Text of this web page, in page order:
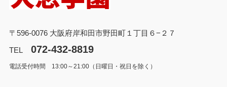
〒596-0076 大阪府岸和田市野田町１丁目６−２７
TEL 072-432-8819
電話受付時間 13:00～21:00（日曜日・祝日を除く）